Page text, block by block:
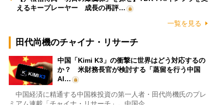
えるキープレーヤー 成長の再評…
一覧を見る
田代尚機のチャイナ・リサーチ
中国「Kimi K3」の衝撃に世界はどう対応するの
か？ 米財務長官が検討する「蒸留を行う中国
AI…
中国経済に精通する中国株投資の第一人者・田代尚機氏のプレ